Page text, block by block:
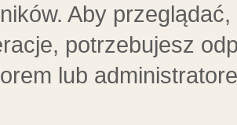
Aby
potrzebujesz
lub